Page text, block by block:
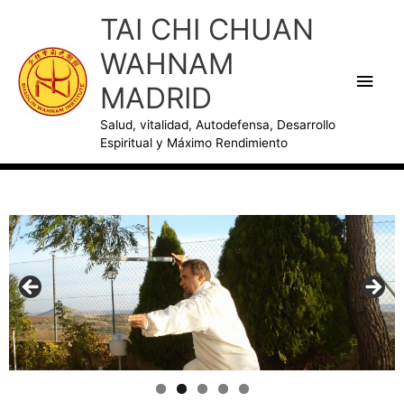
contenido
TAI CHI CHUAN
WAHNAM
MADRID
Salud, vitalidad, Autodefensa, Desarrollo
Espiritual y Máximo Rendimiento